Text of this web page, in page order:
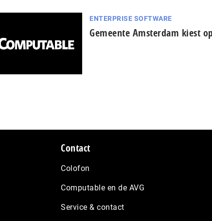
ENTERPRISE SOFTWARE
Gemeente Amsterdam kiest
Contact
Colofon
Computable en de AVG
Service & contact